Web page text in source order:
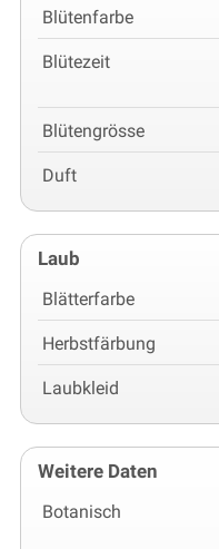
Blütenfarbe
Blütezeit
Blütengrösse
Duft
Laub
Blätterfarbe
Herbstfärbung
Laubkleid
Weitere Daten
Botanisch